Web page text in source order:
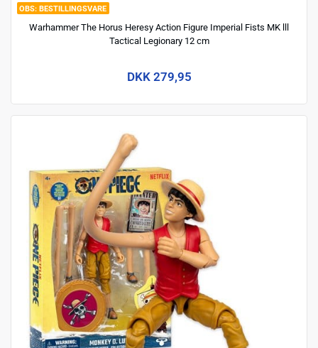
BESTILLINGSVARE
Warhammer The Horus Heresy Action Figure Imperial Fists MK lll
Tactical Legionary 12 cm
DKK 279,95